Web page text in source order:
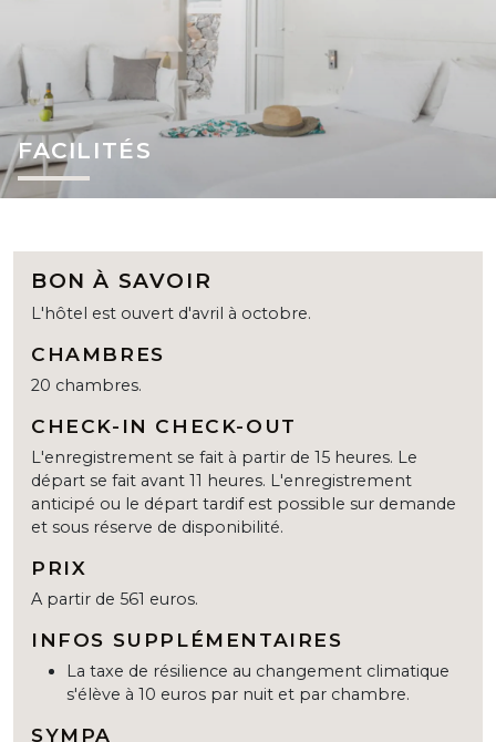
FACILITÉS
BON À SAVOIR
L'hôtel est ouvert d'avril à octobre.
CHAMBRES
20 chambres.
CHECK-IN CHECK-OUT
L'enregistrement se fait à partir de 15 heures. Le
départ se fait avant 11 heures. L'enregistrement
anticipé ou le départ tardif est possible sur demande
et sous réserve de disponibilité.
PRIX
A partir de 561 euros.
INFOS SUPPLÉMENTAIRES
La taxe de résilience au changement climatique
s'élève à 10 euros par nuit et par chambre.
SYMPA